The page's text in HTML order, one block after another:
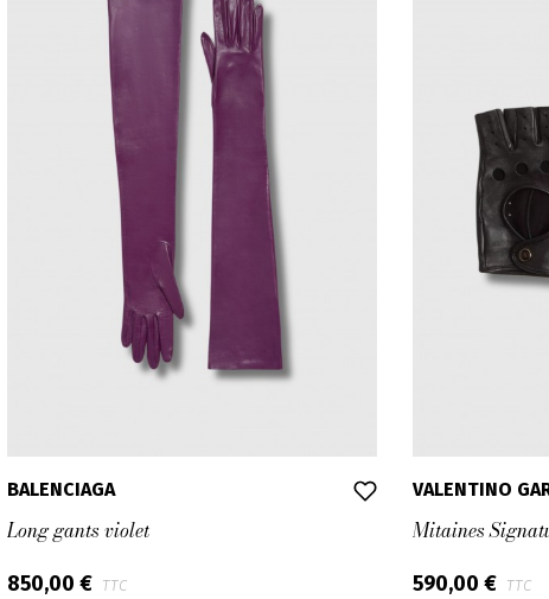
BALENCIAGA
Long gants violet
850,00 € TTC
VALENTINO
Mitaines
590,00 € TTC